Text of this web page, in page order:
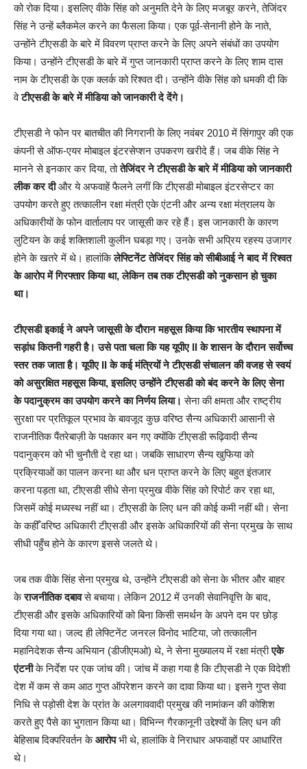
को रोक दिया। इसलिए वीके सिंह को अनुमति देने के लिए मजबूर करने, तेजिंदर
सिंह ने उन्हें ब्लैकमेल करने का फैसला किया। एक पूर्व-सेनानी होने के नाते,
उन्होंने टीएसडी के बारे में विवरण प्राप्त करने के लिए अपने संबंधों का उपयोग
किया। उन्होंने टीएसडी के बारे में गुप्त जानकारी प्राप्त करने के लिए शाम दास
नाम के टीएसडी के एक क्लर्क को रिश्वत दी। उन्होंने वीके सिंह को धमकी दी कि
वेटीएसडी के बारे में मीडिया को जानकारी दे देंगे।
टीएसडी ने फोन पर बातचीत की निगरानी के लिए नवंबर 2010 में सिंगापुर की एक
कंपनी से ऑफ-एयर मोबाइल इंटरसेप्शन उपकरण खरीदे हैं। जब वीके सिंह ने
मानने से इनकार कर दिया, तोतेजिंदर ने टीएसडी के बारे में मीडिया को जानकारी
लीक कर दीऔर ये अफवाहें फैलने लगीं कि टीएसडी मोबाइल इंटरसेप्टर का
उपयोग करते हुए तत्कालीन रक्षा मंत्री एके एंटनी और अन्य रक्षा मंत्रालय के
अधिकारीयों के फोन वार्तालाप पर जासूसी कर रहे हैं। इस जानकारी के कारण
लुटियन के कई शक्तिशाली कुलीन घबड़ा गए। उनके सभी अप्रिय रहस्य उजागर
होने के खतरे में थे। हालांकिलेफ्टिनेंट तेजिंदर सिंह को सीबीआई ने बाद में रिश्वत
के आरोप में गिरफ्तार किया था, लेकिन तब तक टीएसडी को नुकसान हो चुका
था।
टीएसडी इकाई ने अपने जासूसी के दौरान महसूस किया कि भारतीय स्थापना में
सड़ांध कितनी गहरी है। उसे पता चला कि यह यूपीए II के शासन के दौरान सर्वोच्च
स्तर तक जाता है। यूपीए II के कई मंत्रियों ने टीएसडी संचालन की वजह से स्वयं
को असुरक्षित महसूस किया, इसलिए उन्होंने टीएसडी को बंद करने के लिए सेना
के पदानुक्रम का उपयोग करने का निर्णय लिया। सेना की क्षमता और राष्ट्रीय
सुरक्षा पर प्रतिकूल प्रभाव के बावजूद कुछ वरिष्ठ सैन्य अधिकारी आसानी से
राजनीतिक पैंतरेबाज़ी के पक्षकार बन गए क्योंकि टीएसडी रूढ़िवादी सैन्य
पदानुक्रम को भी चुनौती दे रहा था। जबकि साधारण सैन्य खुफिया को
प्रक्रियाओं का पालन करना था और धन प्राप्त करने के लिए बहुत इंतजार
करना पड़ता था, टीएसडी सीधे सेना प्रमुख वीके सिंह को रिपोर्ट कर रहा था,
जिसमें कोई मध्यस्थ नहीं था। टीएसडी के लिए धन की कोई कमी नहीं थी। सेना
के कहीँ वरिष्ठ अधिकारी टीएसडी और इसके अधिकारियों की सेना प्रमुख के साथ
सीधी पहुँच होने के कारण इससे जलते थे।
जब तक वीके सिंह सेना प्रमुख थे, उन्होंने टीएसडी को सेना के भीतर और बाहर
केराजनीतिक दबावसे बचाया। लेकिन 2012 में उनकी सेवानिवृत्ति के बाद,
टीएसडी और इसके अधिकारियों को बिना किसी समर्थन के अपने दम पर छोड़
दिया गया था। जल्द ही लेफ्टिनेंट जनरल विनोद भाटिया, जो तत्कालीन
महानिदेशक सैन्य अभियान (डीजीएमओ) थे, ने सेना मुख्यालय में रक्षा मंत्रीएके
एंटनीके निर्देश पर एक जांच की। जांच में कहा गया है कि टीएसडी ने एक विदेशी
देश में कम से कम आठ गुप्त ऑपरेशन करने का दावा किया था। इसने गुप्त सेवा
निधि से पड़ोसी देश के प्रांत के अलगाववादी प्रमुख की नामांकन की कोशिश
करते हुए पैसे का भुगतान किया था। विभिन्न गैरकानूनी उद्देश्यों के लिए धन की
बेहिसाब दिक्परिवर्तन केआरोपभी थे, हालांकि वे निराधार अफवाहों पर आधारित
थे।